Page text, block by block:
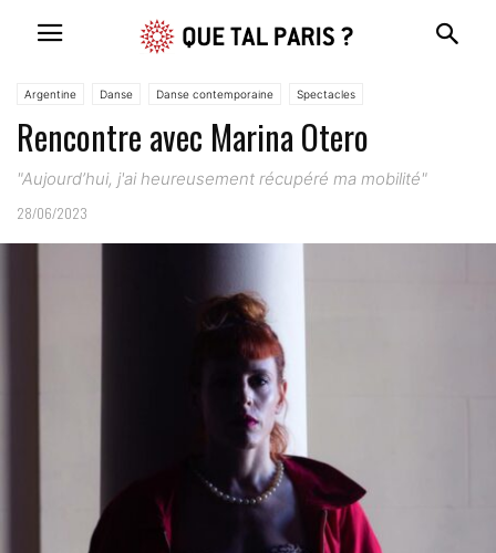
Argentine Danse Danse contemporaine Spectacles
Rencontre avec Marina Otero
"Aujourd’hui, j'ai heureusement récupéré ma mobilité"
28/06/2023